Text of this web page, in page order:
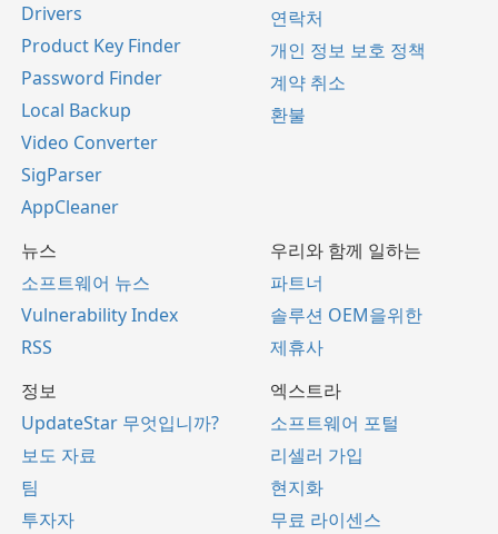
Drivers
Product Key Finder
Password Finder
Local Backup
Video Converter
SigParser
AppCleaner
연락처
개인 정보 보호 정책
계약 취소
환불
뉴스
소프트웨어 뉴스
Vulnerability Index
RSS
우리와 함께 일하는
파트너
솔루션 OEM을위한
제휴사
정보
UpdateStar 무엇입니까?
보도 자료
팀
투자자
엑스트라
소프트웨어 포털
리셀러 가입
현지화
무료 라이센스